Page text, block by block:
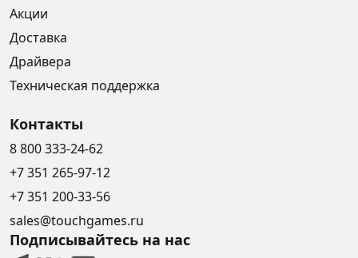
Акции
Доставка
Драйвера
Техническая поддержка
Контакты
8 800 333-24-62
+7 351 265-97-12
+7 351 200-33-56
sales@touchgames.ru
Подписывайтесь на нас